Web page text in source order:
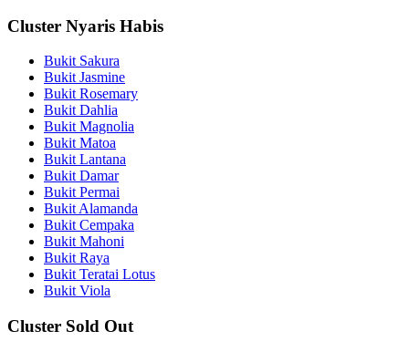
Cluster Nyaris Habis
Bukit Sakura
Bukit Jasmine
Bukit Rosemary
Bukit Dahlia
Bukit Magnolia
Bukit Matoa
Bukit Lantana
Bukit Damar
Bukit Permai
Bukit Alamanda
Bukit Cempaka
Bukit Mahoni
Bukit Raya
Bukit Teratai Lotus
Bukit Viola
Cluster Sold Out